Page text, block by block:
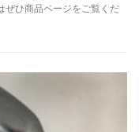
ぜひ商品ページをご覧くだ